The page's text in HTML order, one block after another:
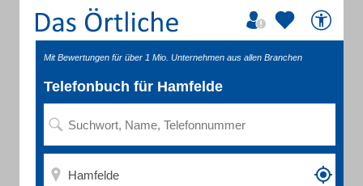
Mit Bewertungen für über 1 Mio. Unternehmen aus allen Branchen
Telefonbuch für Hamfelde